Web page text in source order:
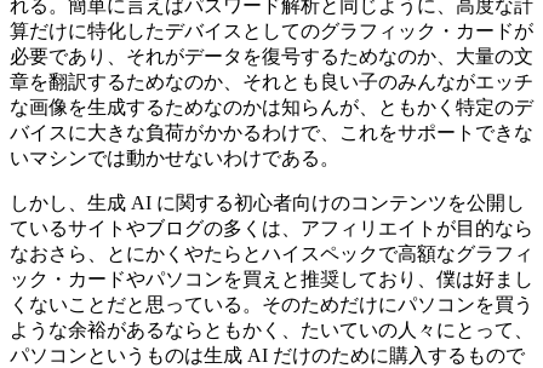
れる。簡単に言えばパスワード解析と同じように、高度な計
算だけに特化したデバイスとしてのグラフィック・カードが
必要であり、それがデータを復号するためなのか、大量の文
章を翻訳するためなのか、それとも良い子のみんながエッチ
な画像を生成するためなのかは知らんが、ともかく特定のデ
バイスに大きな負荷がかかるわけで、これをサポートできな
いマシンでは動かせないわけである。
しかし、生成 AI に関する初心者向けのコンテンツを公開し
ているサイトやブログの多くは、アフィリエイトが目的なら
なおさら、とにかくやたらとハイスペックで高額なグラフィ
ック・カードやパソコンを買えと推奨しており、僕は好まし
くないことだと思っている。そのためだけにパソコンを買う
ような余裕があるならともかく、たいていの人々にとって、
パソコンというものは生成 AI だけのために購入するもので